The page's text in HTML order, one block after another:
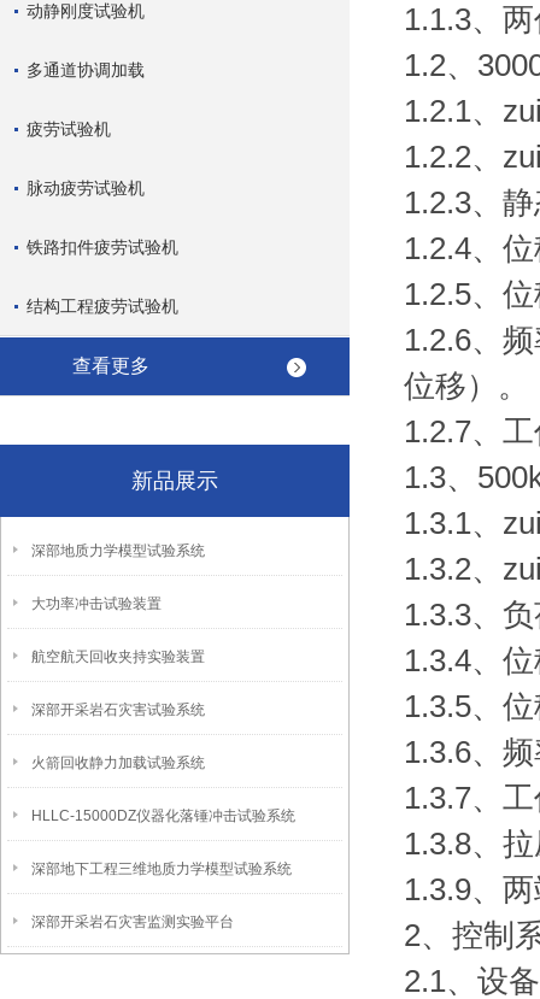
动静刚度试验机
多通道协调加载
疲劳试验机
脉动疲劳试验机
铁路扣件疲劳试验机
结构工程疲劳试验机
查看更多
新品展示
深部地质力学模型试验系统
大功率冲击试验装置
航空航天回收夹持实验装置
深部开采岩石灾害试验系统
火箭回收静力加载试验系统
HLLC-15000DZ仪器化落锤冲击试验系统
深部地下工程三维地质力学模型试验系统
深部开采岩石灾害监测实验平台
1.1.3、
1.2、
1.2.1、
1.2.2、
1.2.3、
1.2.4、
1.2.5、
1.2.6、
位移）。
1.2.7、
1.3、
1.3.1、
1.3.2、
1.3.3、
1.3.4、
1.3.5、
1.3.6、
1.3.7、
1.3.8、
1.3.9、
2、控制
2.1、设